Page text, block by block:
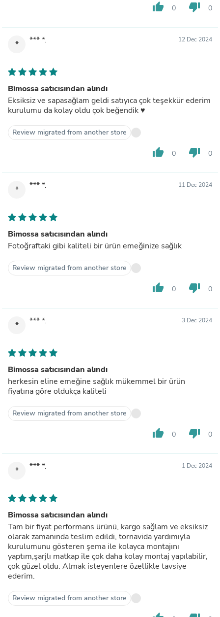
thumb_up 0 thumb_down 0
* *** *. 12 Dec 2024
Bimossa satıcısından alındı
Eksiksiz ve sapasağlam geldi satıyıca çok teşekkür ederim
kurulumu da kolay oldu çok beğendik ♥️
Review migrated from another store
thumb_up 0 thumb_down 0
* *** *. 11 Dec 2024
Bimossa satıcısından alındı
Fotoğraftaki gibi kaliteli bir ürün emeğinize sağlık
Review migrated from another store
thumb_up 0 thumb_down 0
* *** *. 3 Dec 2024
Bimossa satıcısından alındı
herkesin eline emeğine sağlık mükemmel bir ürün
fiyatına göre oldukça kaliteli
Review migrated from another store
thumb_up 0 thumb_down 0
* *** *. 1 Dec 2024
Bimossa satıcısından alındı
Tam bir fiyat performans ürünü, kargo sağlam ve eksiksiz
olarak zamanında teslim edildi, tornavida yardımıyla
kurulumunu gösteren şema ile kolayca montajını
yaptım,şarjlı matkap ile çok daha kolay montaj yapılabilir,
çok güzel oldu. Almak isteyenlere özellikle tavsiye
ederim.
Review migrated from another store